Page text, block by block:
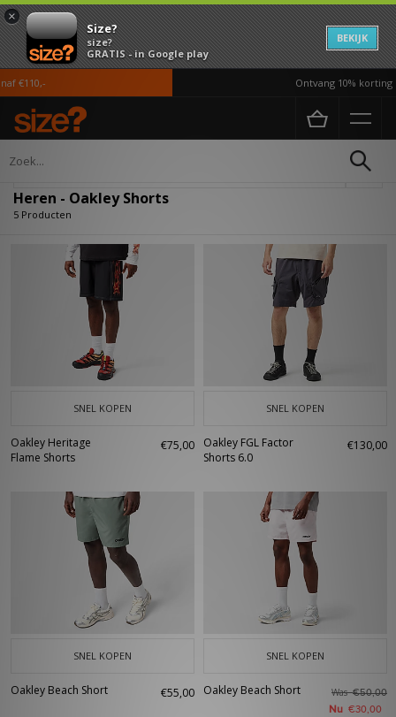
×
Size?
size?
GRATIS - in Google play
BEKIJK
€110,- Ontvang 10% korting
Home Heren
Heren - Oakley Shorts
5 Producten
SNEL KOPEN
Oakley Heritage
Flame Shorts
€75,00
SNEL KOPEN
Oakley FGL Factor
Shorts 6.0
€130,00
SNEL KOPEN
Oakley Beach Short €55,00
SNEL KOPEN
Oakley Beach Short Was€50,00
Nu €30,00